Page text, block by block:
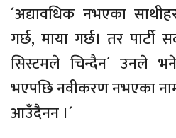
´अद्यावधिक नभएका
गर्छ, माया गर्छ। तर पार्टी
सिस्टमले चिन्दैन´ उनले
भएपछि नवीकरण नभएका
आउँदैनन ।´